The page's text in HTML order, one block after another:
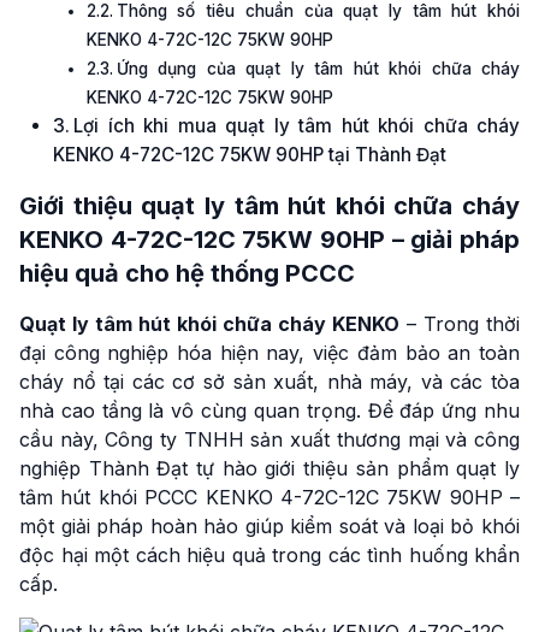
Thông số tiêu chuẩn của quạt ly tâm hút khói
KENKO 4-72C-12C 75KW 90HP
Ứng dụng của quạt ly tâm hút khói chữa cháy
KENKO 4-72C-12C 75KW 90HP
Lợi ích khi mua quạt ly tâm hút khói chữa cháy
KENKO 4-72C-12C 75KW 90HP tại Thành Đạt
Giới thiệu quạt ly tâm hút khói chữa cháy
KENKO 4-72C-12C 75KW 90HP – giải pháp
hiệu quả cho hệ thống PCCC
Quạt ly tâm hút khói chữa cháy KENKO – Trong thời
đại công nghiệp hóa hiện nay, việc đảm bảo an toàn
cháy nổ tại các cơ sở sản xuất, nhà máy, và các tòa
nhà cao tầng là vô cùng quan trọng. Để đáp ứng nhu
cầu này, Công ty TNHH sản xuất thương mại và công
nghiệp Thành Đạt tự hào giới thiệu sản phẩm quạt ly
tâm hút khói PCCC KENKO 4-72C-12C 75KW 90HP –
một giải pháp hoàn hảo giúp kiểm soát và loại bỏ khói
độc hại một cách hiệu quả trong các tình huống khẩn
cấp.